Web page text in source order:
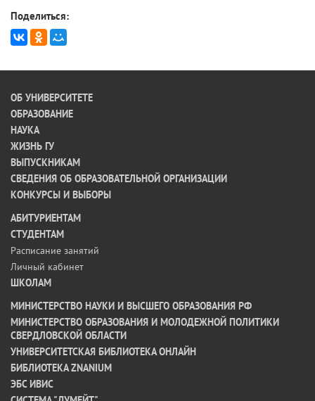
Поделиться:
ОБ УНИВЕРСИТЕТЕ
ОБРАЗОВАНИЕ
НАУКА
ЖИЗНЬ ГУ
ВЫПУСКНИКАМ
СВЕДЕНИЯ ОБ ОБРАЗОВАТЕЛЬНОЙ ОРГАНИЗАЦИИ
КОНКУРСЫ И ВЫБОРЫ
АБИТУРИЕНТАМ
СТУДЕНТАМ
Расписание занятий
Личный кабинет
ШКОЛАМ
МИНИСТЕРСТВО НАУКИ И ВЫСШЕГО ОБРАЗОВАНИЯ РФ
МИНИСТЕРСТВО ОБРАЗОВАНИЯ И МОЛОДЕЖНОЙ ПОЛИТИКИ
СВЕРДЛОВСКОЙ ОБЛАСТИ
УНИВЕРСИТЕТСКАЯ БИБЛИОТЕКА ОНЛАЙН
БИБЛИОТЕКА ZNANIUM
ЭБС ИВИС